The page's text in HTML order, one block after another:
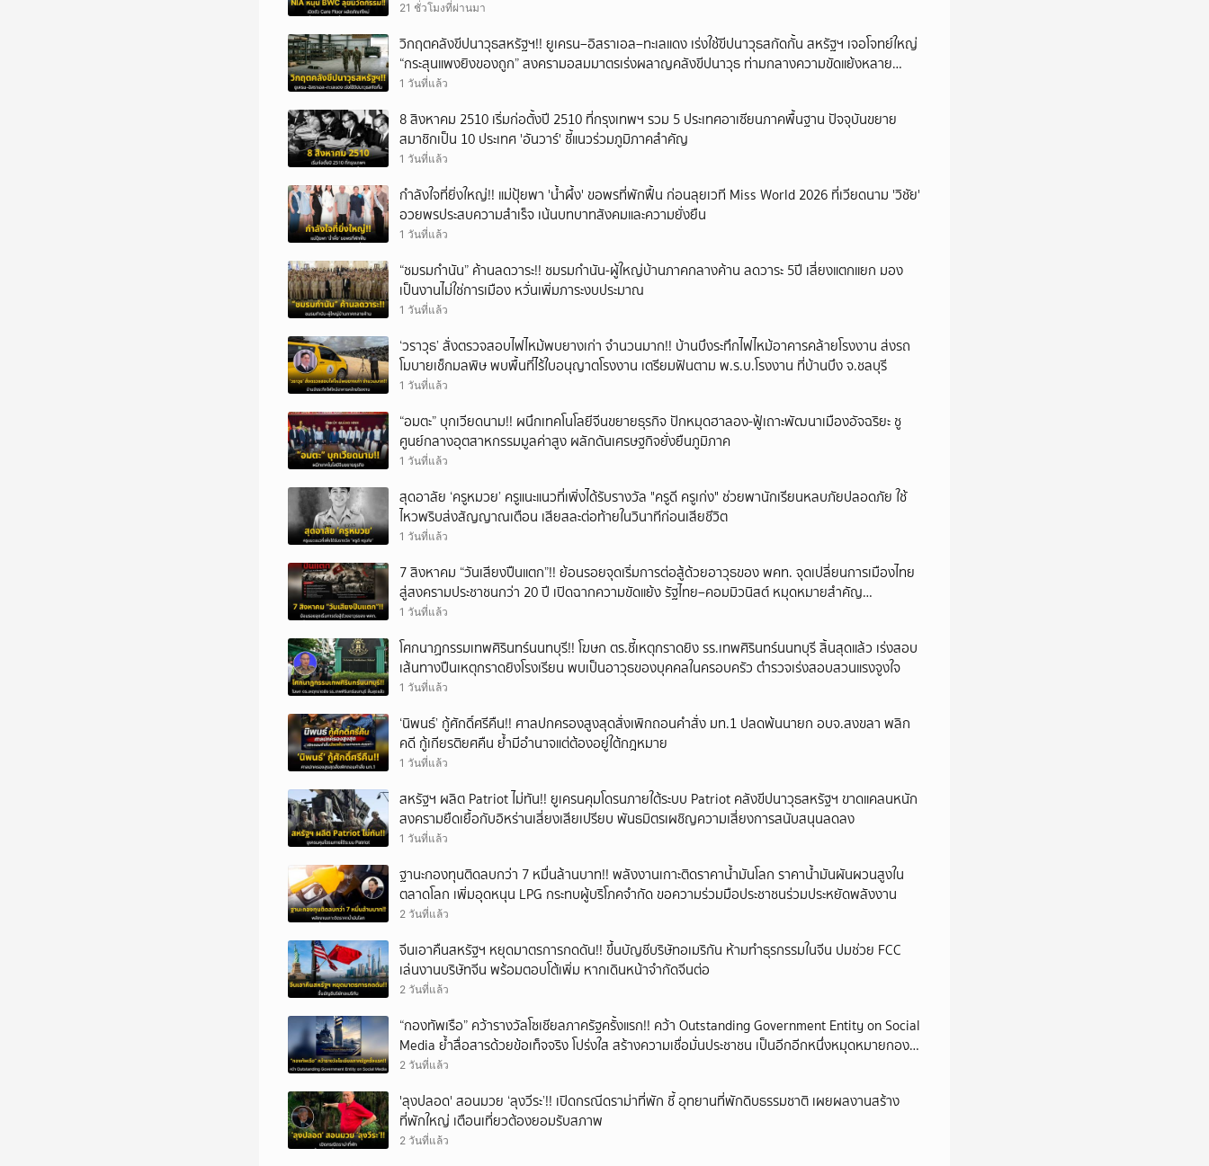
21 ชั่วโมงที่ผ่านมา
วิกฤตคลังขีปนาวุธสหรัฐฯ!! ยูเครน–อิสราเอล–ทะเลแดง เร่งใช้ขีปนาวุธสกัดกั้น สหรัฐฯ เจอโจทย์ใหญ่
“กระสุนแพงยิงของถูก” สงครามอสมมาตรเร่งผลาญคลังขีปนาวุธ ท่ามกลางความขัดแย้งหลาย
ภูมิภาค
1 วันที่แล้ว
8 สิงหาคม 2510 เริ่มก่อตั้งปี 2510 ที่กรุงเทพฯ รวม 5 ประเทศอาเซียนภาคพื้นฐาน ปัจจุบันขยาย
สมาชิกเป็น 10 ประเทศ 'อันวาร์' ชี้แนวร่วมภูมิภาคสำคัญ
1 วันที่แล้ว
กำลังใจที่ยิ่งใหญ่!! แม่ปุ้ยพา 'น้ำผึ้ง' ขอพรที่พักฟื้น ก่อนลุยเวที Miss World 2026 ที่เวียดนาม 'วิชัย'
อวยพรประสบความสำเร็จ เน้นบทบาทสังคมและความยั่งยืน
1 วันที่แล้ว
“ชมรมกำนัน” ค้านลดวาระ!! ชมรมกำนัน-ผู้ใหญ่บ้านภาคกลางค้าน ลดวาระ 5ปี เสี่ยงแตกแยก มอง
เป็นงานไม่ใช่การเมือง หวั่นเพิ่มภาระงบประมาณ
1 วันที่แล้ว
‘วราวุธ’ สั่งตรวจสอบไฟไหม้พบยางเก่า จำนวนมาก!! บ้านบึงระทึกไฟไหม้อาคารคล้ายโรงงาน ส่งรถ
โมบายเช็กมลพิษ พบพื้นที่ไร้ใบอนุญาตโรงงาน เตรียมฟันตาม พ.ร.บ.โรงงาน ที่บ้านบึง จ.ชลบุรี
1 วันที่แล้ว
“อมตะ” บุกเวียดนาม!! ผนึกเทคโนโลยีจีนขยายธุรกิจ ปักหมุดฮาลอง-ฟู้เถาะพัฒนาเมืองอัจฉริยะ ชู
ศูนย์กลางอุตสาหกรรมมูลค่าสูง ผลักดันเศรษฐกิจยั่งยืนภูมิภาค
1 วันที่แล้ว
สุดอาลัย ‘ครูหมวย’ ครูแนะแนวที่เพิ่งได้รับรางวัล "ครูดี ครูเก่ง" ช่วยพานักเรียนหลบภัยปลอดภัย ใช้
ไหวพริบส่งสัญญาณเตือน เสียสละต่อท้ายในวินาทีก่อนเสียชีวิต
1 วันที่แล้ว
7 สิงหาคม “วันเสียงปืนแตก”!! ย้อนรอยจุดเริ่มการต่อสู้ด้วยอาวุธของ พคท. จุดเปลี่ยนการเมืองไทย
สู่สงครามประชาชนกว่า 20 ปี เปิดฉากความขัดแย้ง รัฐไทย–คอมมิวนิสต์ หมุดหมายสำคัญ
ประวัติศาสตร์การเมืองไทย
1 วันที่แล้ว
โศกนาฏกรรมเทพศิรินทร์นนทบุรี!! โฆษก ตร.ชี้เหตุกราดยิง รร.เทพศิรินทร์นนทบุรี สิ้นสุดแล้ว เร่งสอบ
เส้นทางปืนเหตุกราดยิงโรงเรียน พบเป็นอาวุธของบุคคลในครอบครัว ตำรวจเร่งสอบสวนแรงจูงใจ
1 วันที่แล้ว
‘นิพนธ์’ กู้ศักดิ์ศรีคืน!! ศาลปกครองสูงสุดสั่งเพิกถอนคำสั่ง มท.1 ปลดพ้นนายก อบจ.สงขลา พลิก
คดี กู้เกียรติยศคืน ย้ำมีอำนาจแต่ต้องอยู่ใต้กฎหมาย
1 วันที่แล้ว
สหรัฐฯ ผลิต Patriot ไม่ทัน!! ยูเครนคุมโดรนภายใต้ระบบ Patriot คลังขีปนาวุธสหรัฐฯ ขาดแคลนหนัก
สงครามยืดเยื้อกับอิหร่านเสี่ยงเสียเปรียบ พันธมิตรเผชิญความเสี่ยงการสนับสนุนลดลง
1 วันที่แล้ว
ฐานะกองทุนติดลบกว่า 7 หมื่นล้านบาท!! พลังงานเกาะติดราคาน้ำมันโลก ราคาน้ำมันผันผวนสูงใน
ตลาดโลก เพิ่มอุดหนุน LPG กระทบผู้บริโภคจำกัด ขอความร่วมมือประชาชนร่วมประหยัดพลังงาน
2 วันที่แล้ว
จีนเอาคืนสหรัฐฯ หยุดมาตรการกดดัน!! ขึ้นบัญชีบริษัทอเมริกัน ห้ามทำธุรกรรมในจีน ปมช่วย FCC
เล่นงานบริษัทจีน พร้อมตอบโต้เพิ่ม หากเดินหน้าจำกัดจีนต่อ
2 วันที่แล้ว
“กองทัพเรือ” คว้ารางวัลโซเชียลภาครัฐครั้งแรก!! คว้า Outstanding Government Entity on Social
Media ย้ำสื่อสารด้วยข้อเท็จจริง โปร่งใส สร้างความเชื่อมั่นประชาชน เป็นอีกอีกหนึ่งหมุดหมายกอง
ทัพเรือ
2 วันที่แล้ว
'ลุงปลอด' สอนมวย ‘ลุงวีระ’!! เปิดกรณีดราม่าที่พัก ชี้ อุทยานที่พักดิบธรรมชาติ เผยผลงานสร้าง
ที่พักใหญ่ เตือนเที่ยวต้องยอมรับสภาพ
2 วันที่แล้ว